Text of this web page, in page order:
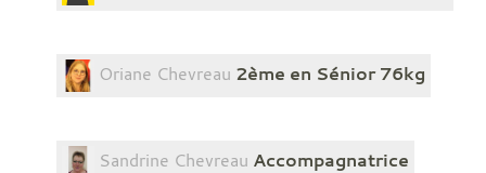
Oriane Chevreau 2ème en Sénior 76kg
Sandrine Chevreau Accompagnatrice